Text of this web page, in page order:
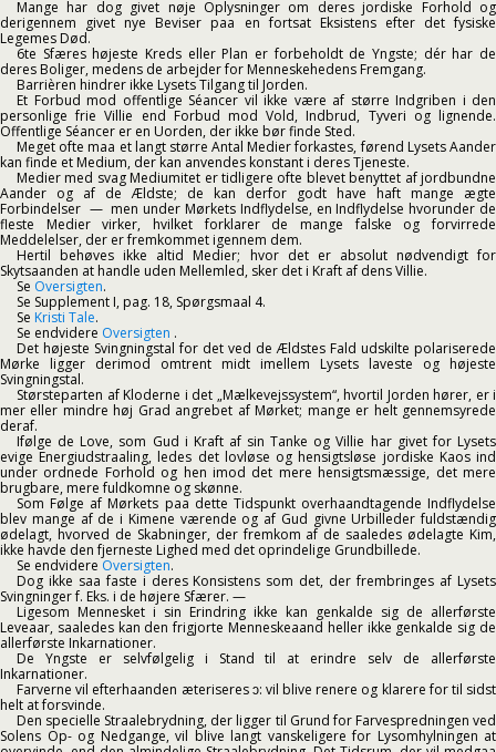
Mange har dog givet nøje Oplysninger om deres jordiske Forhold og
derigennem givet nye Beviser paa en fortsat Eksistens efter det fysiske
Legemes Død.
6te Sfæres højeste Kreds eller Plan er forbeholdt de Yngste; dér har de
deres Boliger, medens de arbejder for Menneskehedens Fremgang.
Barrièren hindrer ikke Lysets Tilgang til Jorden.
Et Forbud mod offentlige Séancer vil ikke være af større Indgriben i den
personlige frie Villie end Forbud mod Vold, Indbrud, Tyveri og lignende.
Offentlige Séancer er en Uorden, der ikke bør finde Sted.
Meget ofte maa et langt større Antal Medier forkastes, førend Lysets Aander
kan finde et Medium, der kan anvendes konstant i deres Tjeneste.
Medier med svag Mediumitet er tidligere ofte blevet benyttet af jordbundne
Aander og af de Ældste; de kan derfor godt have haft mange ægte
Forbindelser — men under Mørkets Indflydelse, en Indflydelse hvorunder de
fleste Medier virker, hvilket forklarer de mange falske og forvirrede
Meddelelser, der er fremkommet igennem dem.
Hertil behøves ikke altid Medier; hvor det er absolut nødvendigt for
Skytsaanden at handle uden Mellemled, sker det i Kraft af dens Villie.
Se Oversigten.
Se Supplement I, pag. 18, Spørgsmaal 4.
Se Kristi Tale.
Se endvidere Oversigten .
Det højeste Svingningstal for det ved de Ældstes Fald udskilte polariserede
Mørke ligger derimod omtrent midt imellem Lysets laveste og højeste
Svingningstal.
Størsteparten af Kloderne i det „Mælkevejssystem“, hvortil Jorden hører, er i
mer eller mindre høj Grad angrebet af Mørket; mange er helt gennemsyrede
deraf.
Ifølge de Love, som Gud i Kraft af sin Tanke og Villie har givet for Lysets
evige Energiudstraaling, ledes det lovløse og hensigtsløse jordiske Kaos ind
under ordnede Forhold og hen imod det mere hensigtsmæssige, det mere
brugbare, mere fuldkomne og skønne.
Som Følge af Mørkets paa dette Tidspunkt overhaandtagende Indflydelse
blev mange af de i Kimene værende og af Gud givne Urbilleder fuldstændig
ødelagt, hvorved de Skabninger, der fremkom af de saaledes ødelagte Kim,
ikke havde den fjerneste Lighed med det oprindelige Grundbillede.
Se endvidere Oversigten.
Dog ikke saa faste i deres Konsistens som det, der frembringes af Lysets
Svingninger f. Eks. i de højere Sfærer. —
Ligesom Mennesket i sin Erindring ikke kan genkalde sig de allerførste
Leveaar, saaledes kan den frigjorte Menneskeaand heller ikke genkalde sig de
allerførste Inkarnationer.
De Yngste er selvfølgelig i Stand til at erindre selv de allerførste
Inkarnationer.
Farverne vil efterhaanden æteriseres ᴐ: vil blive renere og klarere for til sidst
helt at forsvinde.
Den specielle Straalebrydning, der ligger til Grund for Farvespredningen ved
Solens Op- og Nedgange, vil blive langt vanskeligere for Lysomhylningen at